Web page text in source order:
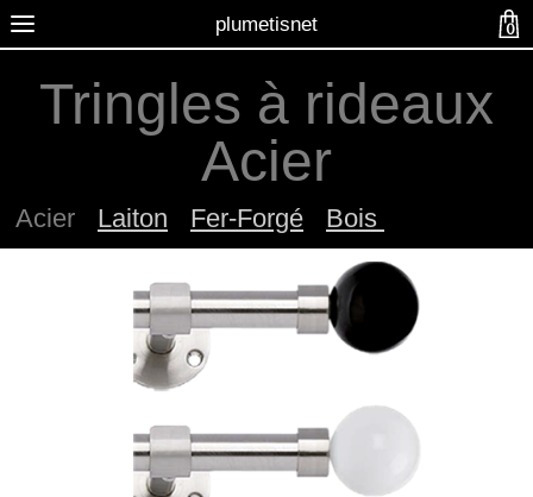
plumetisnet
Tringles à rideaux
Acier
Acier Laiton Fer-Forgé Bois
0